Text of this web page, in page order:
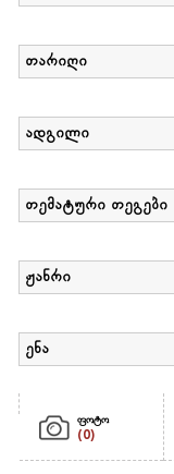
თარიღი
ადგილი
თემატური თეგები
ჟანრი
ენა
ფოტო
(0)